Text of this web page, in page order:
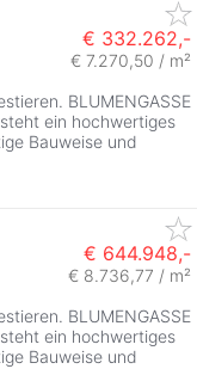
€ 332.262,-
€ 7.270,50 / m²
BLUMENGASSE
ein hochwertiges
Bauweise und
€ 644.948,-
€ 8.736,77 / m²
BLUMENGASSE
ein hochwertiges
Bauweise und